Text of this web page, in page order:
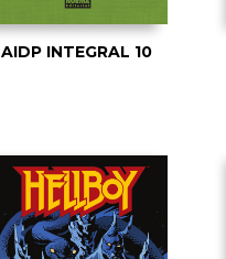
AIDP INTEGRAL 10